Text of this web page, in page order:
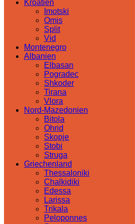
Kroatien
Imotski
Omis
Split
Vid
Montenegro
Albanien
Elbasan
Pogradec
Shkoder
Tirana
Vlora
Nord-Mazedonien
Bitola
Ohrid
Skopje
Stobi
Struga
Griechenland
Thessaloniki
Chalkidiki
Edessa
Larissa
Trikala
Peloponnes